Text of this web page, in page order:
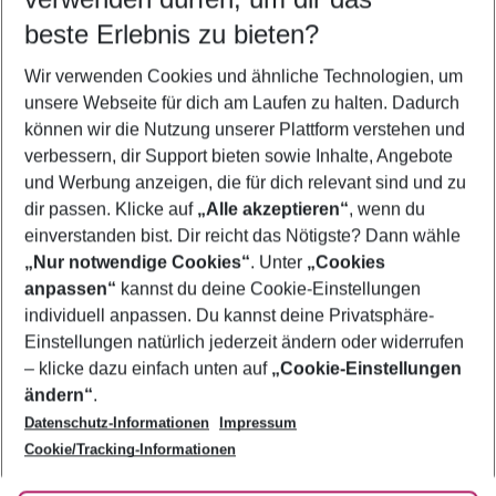
5-8 Nächte
2 Erwachsene Keine Kinder
Mehr Filter anzeigen
Footer
Footer navigation
Über uns
AGB
Bestpreisgarantie
Cookie-Einstellungen ändern
Cookie-Richtlinie
Agenturbetreuung
Barrierefreies Reisen
Folge uns
beste Erlebnis zu bieten?
Wir verwenden Cookies und ähnliche Technologien, um
unsere Webseite für dich am Laufen zu halten. Dadurch
können wir die Nutzung unserer Plattform verstehen und
verbessern, dir Support bieten sowie Inhalte, Angebote
und Werbung anzeigen, die für dich relevant sind und zu
dir passen. Klicke auf „Alle akzeptieren“, wenn du
einverstanden bist. Dir reicht das Nötigste? Dann wähle
„Nur notwendige Cookies“. Unter „Cookies
anpassen“ kannst du deine Cookie-Einstellungen
individuell anpassen. Du kannst deine Privatsphäre-
Einstellungen natürlich jederzeit ändern oder widerrufen
– klicke dazu einfach unten auf „Cookie-Einstellungen
ändern“.
Datenschutz-Informationen
Impressum
Cookie/Tracking-Informationen